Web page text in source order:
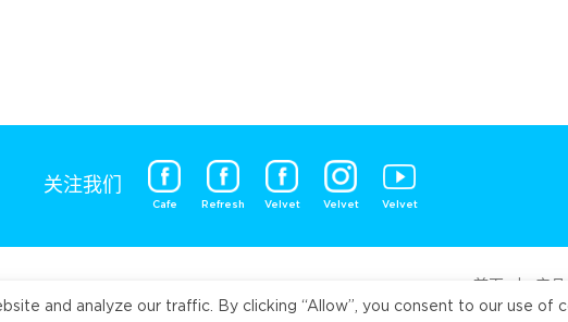
关注我们
Cafe Refresh Velvet Velvet Velvet
首页 | 产品
and analyze our traffic. By clicking “Allow”, you consent to our use of